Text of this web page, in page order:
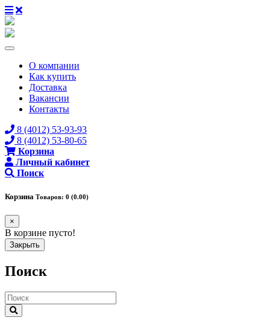
О компании
Как купить
Доставка
Вакансии
Контакты
8 (4012) 53-93-93
8 (4012) 53-80-65
Корзина
Личный кабинет
Поиск
Корзина Товаров: 0 (0.00)
×
В корзине пусто!
Закрыть
Поиск